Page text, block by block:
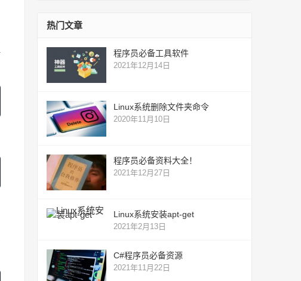
热门文章
程序员必备工具软件
2021年12月14日
Linux系统删除文件夹命令
2020年11月10日
程序员必备资料大全！
2021年12月27日
Linux系统安装apt-get
2021年2月13日
C#程序员必备资源
2021年11月22日